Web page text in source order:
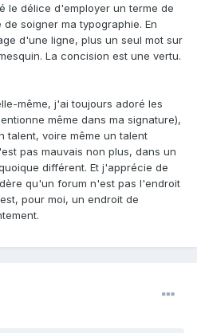
le délice d'employer un terme de
soigner ma typographie. En
d'une ligne, plus un seul mot sur
La concision est une vertu.
même, j'ai toujours adoré les
même dans ma signature),
talent, voire même un talent
pas mauvais non plus, dans un
différent. Et j'apprécie de
qu'un forum n'est pas l'endroit
pour moi, un endroit de